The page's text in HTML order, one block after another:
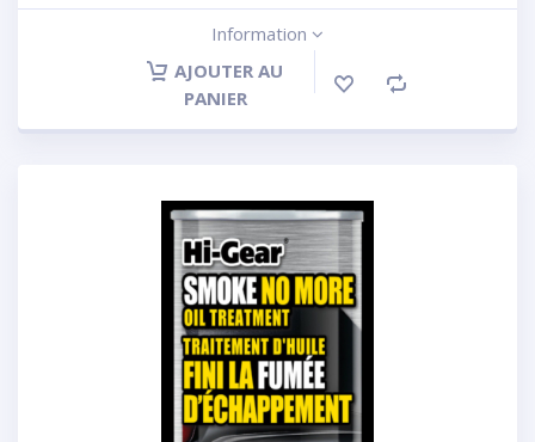
Information
AJOUTER AU
PANIER